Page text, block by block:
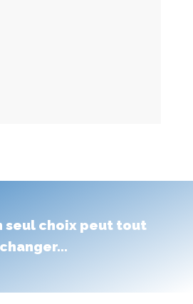
seul choix peut tout
changer...